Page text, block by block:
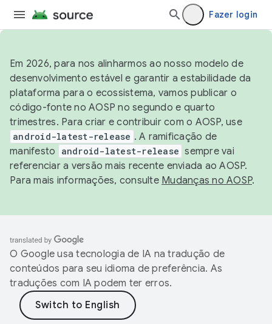
Fazer login
Em 2026, para nos alinharmos ao nosso modelo de
desenvolvimento estável e garantir a estabilidade da
plataforma para o ecossistema, vamos publicar o
código-fonte no AOSP no segundo e quarto
trimestres. Para criar e contribuir com o AOSP, use
android-latest-release . A ramificação de
manifesto
android-latest-release sempre vai
referenciar a versão mais recente enviada ao AOSP.
Para mais informações, consulte Mudanças no AOSP.
O Google usa tecnologia de IA na tradução de
conteúdos para seu idioma de preferência. As
traduções com IA podem ter erros.